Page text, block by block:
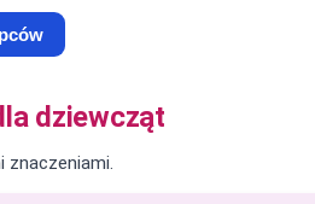
dziewcząt
znaczeniami.